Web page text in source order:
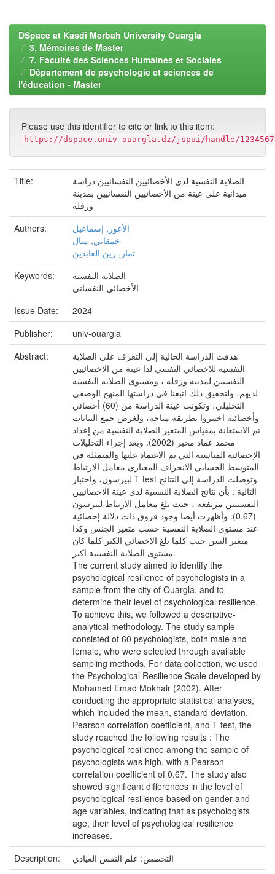
DSpace at Kasdi Merbah University Ouargla
3. Mémoires de Master
7. Faculté des Sciences Humaines et Sociales
Département de psychologie et sciences de
l'éducation - Master
Please use this identifier to cite or link to this item:
https://dspace.univ-ouargla.dz/jspui/handle/
Title:
الصلابة النفسية لدى الأخصائيين النفسانيين دراسة
ميدانية على عينة من الأخصائيين النفسانيين بمدينة
ورقلة
Authors:
الأعور, إسماعيل
خمقاني, منال
تمار, زين العابدين
Keywords:
الصلابة النفسية
الأخصائي النفساني
Issue Date:
2024
Publisher:
univ-ouargla
Abstract:
هدفت الدراسة الحالية إلى التعرف على الصلابة
النفسية للاخصائي النفسي لدا عينة من الاخصائيين
النفسيين لمدينة ورقلة ، ومستوى الصلابة النفسية
لديهم، ولتحقيق ذلك اتبعنا في دراستها المنهج الوصفي
التحليلي، وتكونت عينة الدراسة من (60) أخصائي
وأخصائية اختيروا بطريقة متاحة، ولغرض جمع البيانات
تم الاستعانة بمقياس المتغير الصلابة النفسية من إعداد
محمد عماد مخير (2002). وبعد إجراء التحليلات
الإحصائية المناسبة التي تم الاعتماد عليها والمتمثلة في
المتوسط الحسابي الانحراف المعياري معامل الارتباط
لبيرسون، واختبار T test وتوصلت الدراسة إلى النتائج
التالية : بأن نتائج الصلابة النفسية لدى عينة الاخصائيين
النفسييين مرتفعة ، حيث بلغ معامل الارتباط لبيرسون
(0.67). وأظهرت أيضا وجود فروق ذات دلالة إحصائية
عند مستوى الصلابة النفسية حسب متغير الجنس وكذا
متغير السن حيث كلما بلغ الاخصائي الكبر كلما كان
مستوى الصلابة النفسيىة اكبر.
The current study aimed to identify the
psychological resilience of psychologists in a
sample from the city of Ouargla, and to
determine their level of psychological resilience.
To achieve this, we followed a descriptive-
analytical methodology. The study sample
consisted of 60 psychologists, both male and
female, who were selected through available
sampling methods. For data collection, we used
the Psychological Resilience Scale developed by
Mohamed Emad Mokhair (2002). After
conducting the appropriate statistical analyses,
which included the mean, standard deviation,
Pearson correlation coefficient, and T-test, the
study reached the following results : The
psychological resilience among the sample of
psychologists was high, with a Pearson
correlation coefficient of 0.67. The study also
showed significant differences in the level of
psychological resilience based on gender and
age variables, indicating that as psychologists
age, their level of psychological resilience
increases.
Description:
التخصص: علم النفس العيادي